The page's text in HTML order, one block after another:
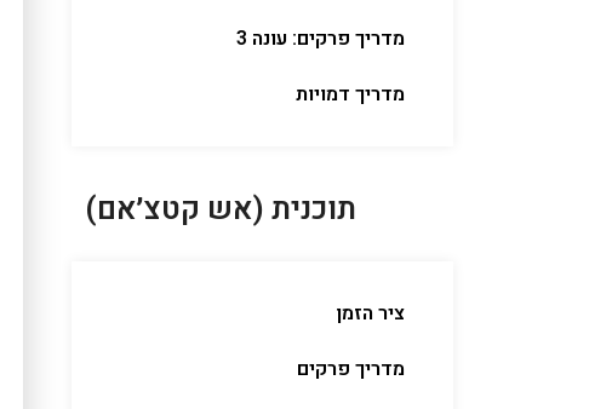
מדריך פרקים: עונה 3
מדריך דמויות
תוכנית (אש קטצ׳אם)
ציר הזמן
מדריך פרקים